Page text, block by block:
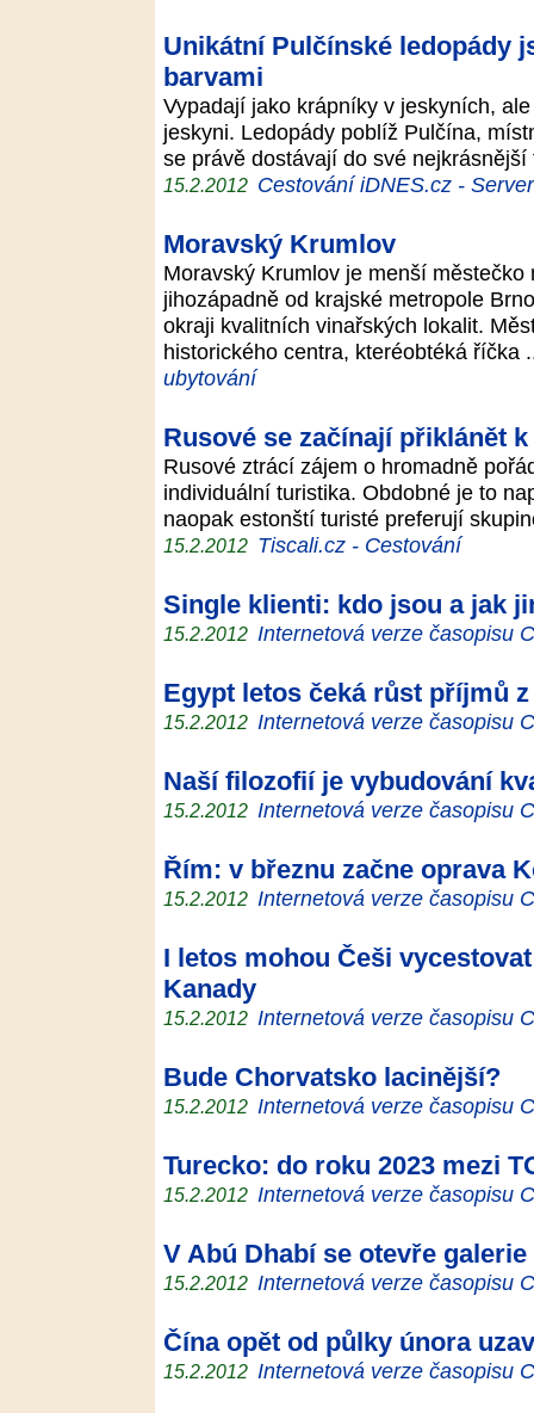
Unikátní Pulčínské ledopády
barvami
Vypadají jako krápníky v jeskyních,
jeskyni. Ledopády poblíž Pulčína,
se právě dostávají do své
15.2.2012 Cestování iDNES.cz -
Moravský Krumlov
Moravský Krumlov je menší
jihozápadně od krajské metropole
okraji kvalitních vinařských lokalit.
historického centra, kteréobtéká říčka
ubytování
Rusové se začínají přiklánět
Rusové ztrácí zájem o hromadně
individuální turistika. Obdobné je to
naopak estonští turisté preferují
15.2.2012 Tiscali.cz - Cestování
Single klienti: kdo jsou a jak
15.2.2012 Internetová verze časopisu
Egypt letos čeká růst příjmů
15.2.2012 Internetová verze časopisu
Naší filozofií je vybudování
15.2.2012 Internetová verze časopisu
Řím: v březnu začne oprava
15.2.2012 Internetová verze časopisu
I letos mohou Češi
Kanady
15.2.2012 Internetová verze časopisu
Bude Chorvatsko lacinější?
15.2.2012 Internetová verze časopisu
Turecko: do roku 2023 mezi
15.2.2012 Internetová verze časopisu
V Abú Dhabí se otevře
15.2.2012 Internetová verze časopisu
Čína opět od půlky února
15.2.2012 Internetová verze časopisu